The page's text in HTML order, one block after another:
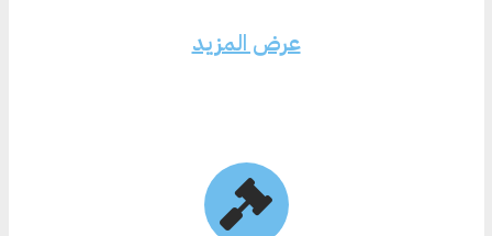
عرض المزيد